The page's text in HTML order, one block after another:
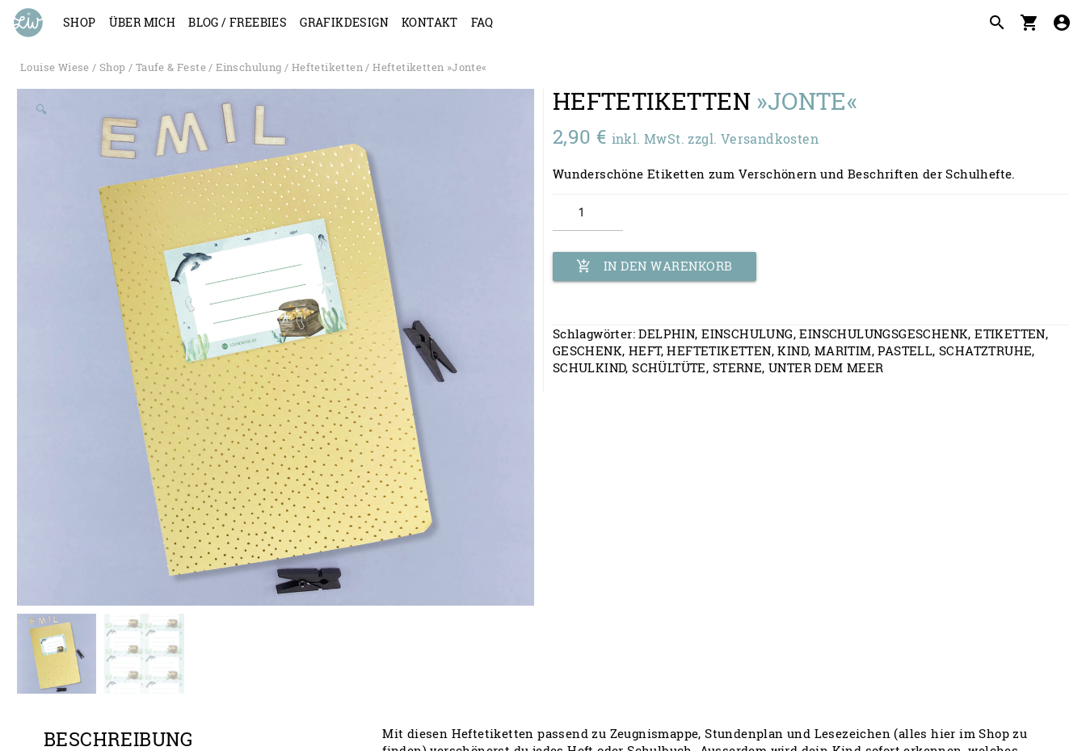
search shopping_cart account_circle
SHOP ÜBER MICH BLOG / FREEBIES GRAFIKDESIGN KONTAKT FAQ
Louise Wiese / Shop / Taufe & Feste/Einschulung / Heftetiketten/ Heftetiketten »Jonte«
🔍 HEFTETIKETTEN »JONTE«
2,90 € inkl. MwSt. zzgl. Versandkosten
Wunderschöne Etiketten zum Verschönern und Beschriften der Schulhefte.
add_shopping_cart IN DEN WARENKORB
Schlagwörter:DELPHIN,EINSCHULUNG,EINSCHULUNGSGESCHENK,ETIKETTEN,
GESCHENK, HEFT,HEFTETIKETTEN,KIND, MARITIM,PASTELL, SCHATZTRUHE,
SCHULKIND,SCHÜLTÜTE, STERNE, UNTER DEM MEER
BESCHREIBUNG
Mit diesen Heftetiketten passend zu Zeugnismappe, Stundenplan und Lesezeichen (alles hier im Shop zu